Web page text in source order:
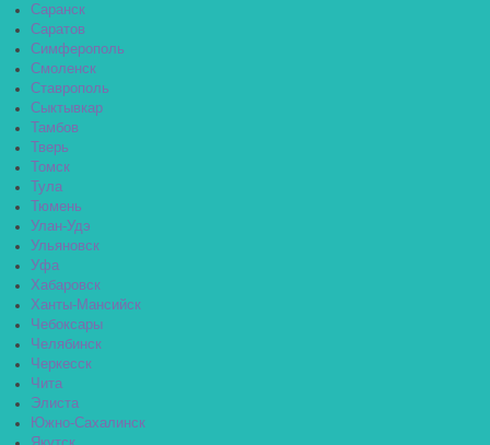
Саранск
Саратов
Симферополь
Смоленск
Ставрополь
Сыктывкар
Тамбов
Тверь
Томск
Тула
Тюмень
Улан-Удэ
Ульяновск
Уфа
Хабаровск
Ханты-Мансийск
Чебоксары
Челябинск
Черкесск
Чита
Элиста
Южно-Сахалинск